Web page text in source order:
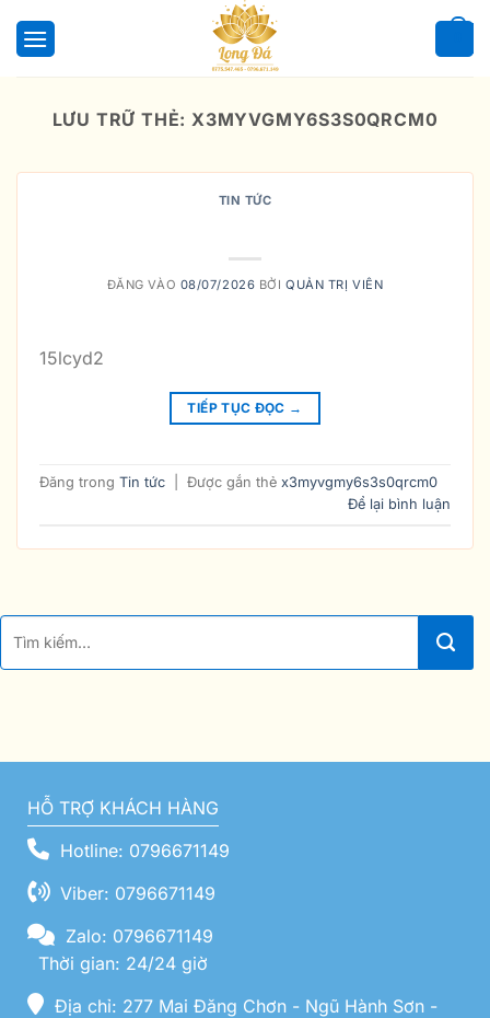
qua
LƯU TRỮ THẺ: X3MYVGMY6S3S0QRCM0
TIN TỨC
ĐĂNG VÀO 08/07/2026 BỞIQUẢN TRỊ VIÊN
15lcyd2
TIẾP TỤC ĐỌC →
Đăng trong Tin tức Được gắn thẻ x3myvgmy6s3s0qrcm0
Để lại bình luận
HỖ TRỢ KHÁCH HÀNG
Hotline: 0796671149
Viber: 0796671149
Zalo: 0796671149
Thời gian: 24/24 giờ
Địa chỉ: 277 Mai Đăng Chơn - Ngũ Hành Sơn -